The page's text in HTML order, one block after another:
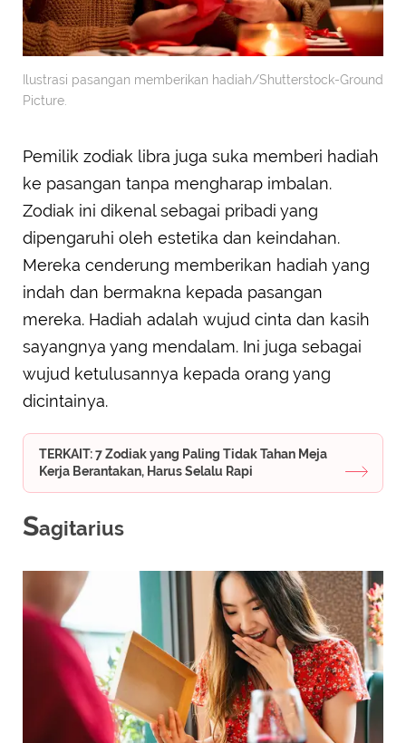
Ilustrasi pasangan memberikan hadiah/Shutterstock-Ground
Picture.
Pemilik zodiak libra juga suka memberi hadiah
ke pasangan tanpa mengharap imbalan.
Zodiak ini dikenal sebagai pribadi yang
dipengaruhi oleh estetika dan keindahan.
Mereka cenderung memberikan hadiah yang
indah dan bermakna kepada pasangan
mereka. Hadiah adalah wujud cinta dan kasih
sayangnya yang mendalam. Ini juga sebagai
wujud ketulusannya kepada orang yang
dicintainya.
TERKAIT: 7 Zodiak yang Paling Tidak Tahan Meja
Kerja Berantakan, Harus Selalu Rapi
Sagitarius